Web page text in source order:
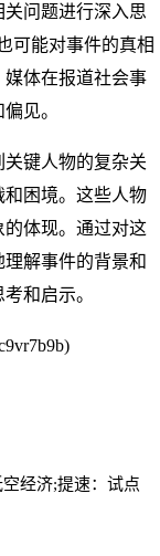
问题进行深入思
可能对事件的真相
体在报道社会事
见。
关键人物的复杂关
困境。这些人物
体现。通过对这
解事件的背景和
和启示。
经济;提速：试点